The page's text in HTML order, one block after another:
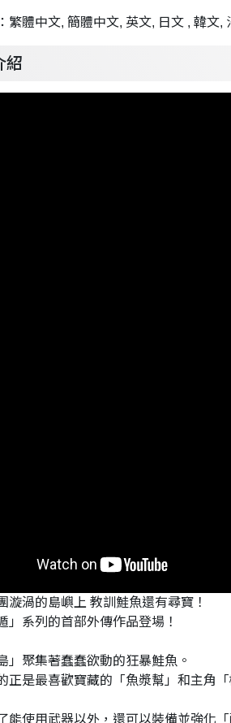
繁體中文, 簡體中文, 英文, 日文 , 韓文,
紹
漩渦的島嶼上 教訓鮭魚還有尋寶！
」系列的首部外傳作品登場！
」聚集著蠢蠢欲動的狂暴鮭魚。
正是最喜歡寶藏的「魚漿幫」和主角「
能使用武器以外，還可以裝備並強化